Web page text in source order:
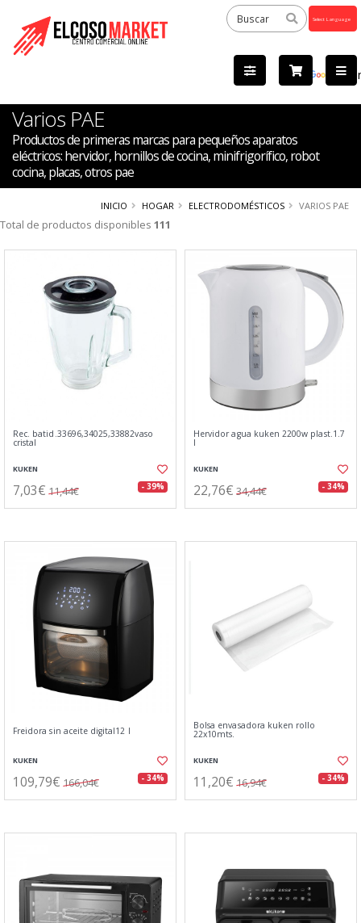
by
Varios PAE
Productos de primeras marcas para pequeños aparatos
eléctricos: hervidor, hornillos de cocina, minifrigorífico, robot
cocina, placas, otros pae
INICIO HOGAR ELECTRODOMÉSTICOS VARIOS PAE
Total de productos disponibles 111
Rec. batid.33696,34025,33882vaso
cristal
KUKEN
7,03€ 11,44€ - 39%
Hervidor agua kuken 2200w plast.1.7
l
KUKEN
22,76€ 34,44€ - 34%
Freidora sin aceite digital12 l
KUKEN
109,79€ 166,04€ - 34%
Bolsa envasadora kuken rollo
22x10mts.
KUKEN
11,20€ 16,94€ - 34%